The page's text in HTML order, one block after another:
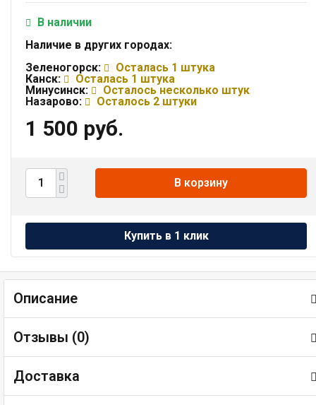
В наличии
Наличие в других городах:
Зеленогорск:
Осталась 1 штука
Канск:
Осталась 1 штука
Минусинск:
Осталось несколько штук
Назарово:
Осталось 2 штуки
1 500 руб.
В корзину
Описание
Отзывы (0)
Доставка